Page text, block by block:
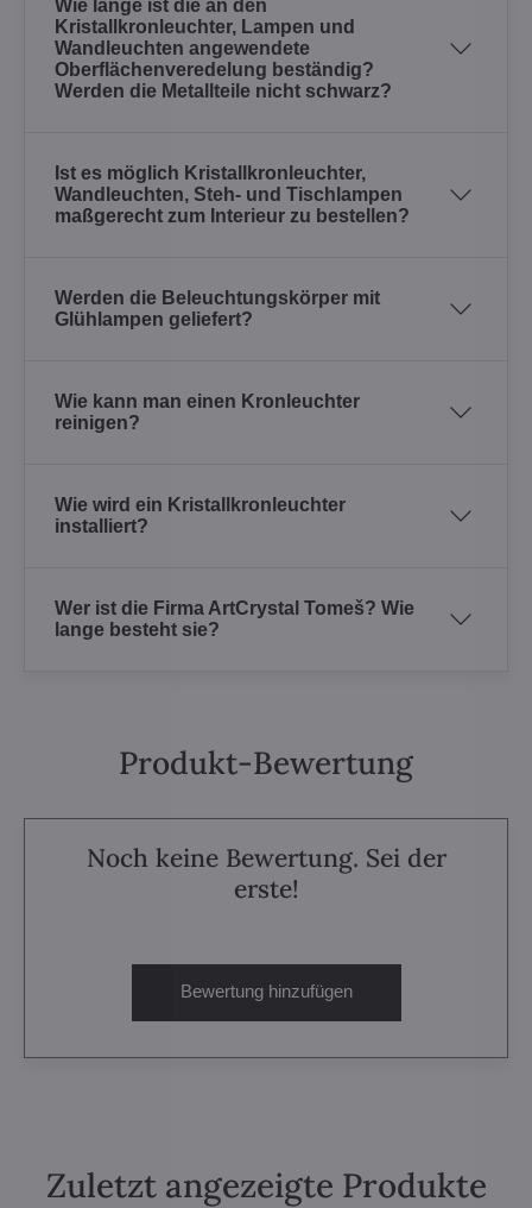
Wie lange ist die an den
Kristallkronleuchter, Lampen und
Wandleuchten angewendete
Oberflächenveredelung beständig?
Werden die Metallteile nicht schwarz?
Ist es möglich Kristallkronleuchter,
Wandleuchten, Steh- und Tischlampen
maßgerecht zum Interieur zu bestellen?
Werden die Beleuchtungskörper mit
Glühlampen geliefert?
Wie kann man einen Kronleuchter
reinigen?
Wie wird ein Kristallkronleuchter
installiert?
Wer ist die Firma ArtCrystal Tomeš? Wie
lange besteht sie?
Produkt-Bewertung
Noch keine Bewertung. Sei der
erste!
Bewertung hinzufügen
Zuletzt angezeigte Produkte